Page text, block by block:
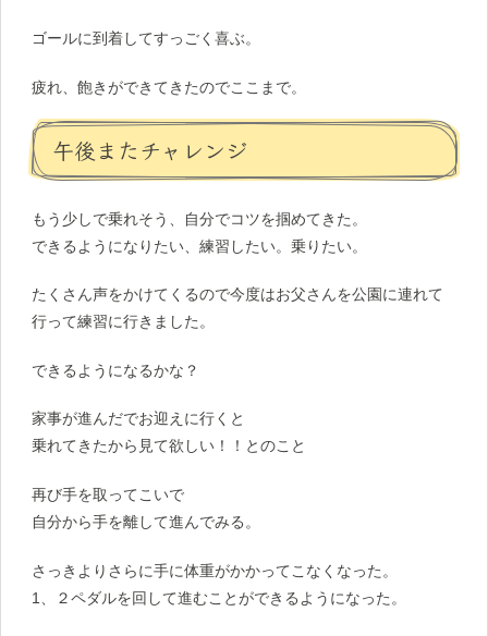
ゴールに到着してすっごく喜ぶ。
疲れ、飽きができてきたのでここまで。
午後またチャレンジ
もう少しで乗れそう、自分でコツを掴めてきた。
できるようになりたい、練習したい。乗りたい。
たくさん声をかけてくるので今度はお父さんを公園に連れて
行って練習に行きました。
できるようになるかな？
家事が進んだでお迎えに行くと
乗れてきたから見て欲しい！！とのこと
再び手を取ってこいで
自分から手を離して進んでみる。
さっきよりさらに手に体重がかかってこなくなった。
1、２ペダルを回して進むことができるようになった。